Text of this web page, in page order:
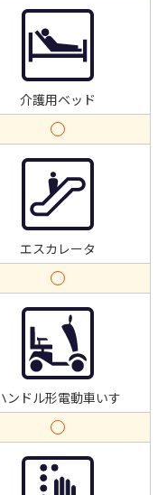
介護用ベッド
エスカレータ
ンドル形電動車いす